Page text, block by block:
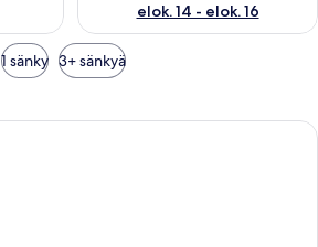
elok. 14 - elok. 16
1 sänky 3+ sänkyä
Puuinen mökki, jossa on kuisti ja